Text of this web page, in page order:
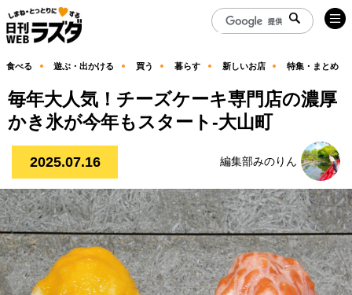
食べる 遊ぶ・出かける 買う 暮らす 新しいお店 特集・まとめ
毎年大人気！チーズケーキ専門店の濃厚
かき氷が今年もスタート-大山町
2025.07.16 編集部みのりん